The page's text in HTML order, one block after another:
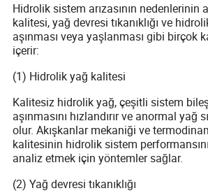
Hidrolik sistem arızasının nedenlerinin
kalitesi, yağ devresi tıkanıklığı ve
aşınması veya yaşlanması gibi birçok
içerir:
(1) Hidrolik yağ kalitesi
Kalitesiz hidrolik yağ, çeşitli sistem
aşınmasını hızlandırır ve anormal yağ
olur. Akışkanlar mekaniği ve
kalitesinin hidrolik sistem
analiz etmek için yöntemler sağlar.
(2) Yağ devresi tıkanıklığı